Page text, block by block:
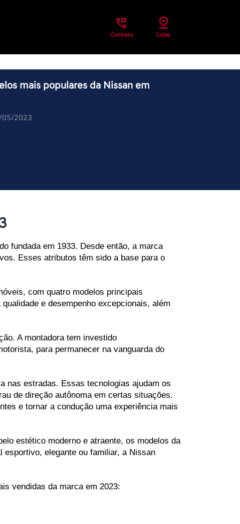
Contato Lojas
mais populares da Nissan em
05/2023
fundada em 1933. Desde então, a marca
Esses atributos têm sido a base para o
com quatro modelos principais
e desempenho excepcionais, além
A montadora tem investido
para permanecer na vanguarda do
nas estradas. Essas tecnologias ajudam os
de direção autônoma em certas situações.
e tornar a condução uma experiência mais
estético moderno e atraente, os modelos da
elegante ou familiar, a Nissan
vendidas da marca em 2023: